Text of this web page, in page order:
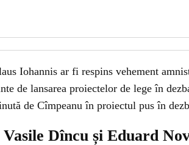
Iohannis ar fi respins vehement
de lansarea proiectelor de lege în
de Cîmpeanu în proiectul pus în
Dîncu și Eduard